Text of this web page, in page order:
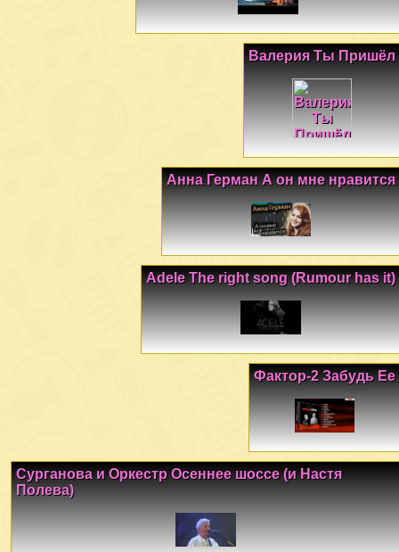
Валерия Ты Пришёл
Анна Герман А он мне нравится
Adele The right song (Rumour has it)
Фактор-2 Забудь Ее
Сурганова и Оркестр Осеннее шоссе (и Настя
Полева)